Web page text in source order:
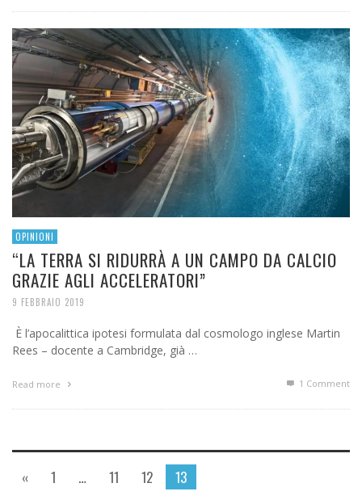
OPINIONI
“LA TERRA SI RIDURRÀ A UN CAMPO DA CALCIO
GRAZIE AGLI ACCELERATORI”
9 FEBBRAIO 2019
È l’apocalittica ipotesi formulata dal cosmologo inglese Martin
Rees – docente a Cambridge, già …
Read more 1 Comment
« 1 … 11 12 13